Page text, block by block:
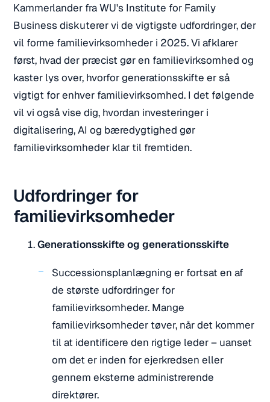
Kammerlander fra WU's Institute for Family
Business diskuterer vi de vigtigste udfordringer, der
vil forme familievirksomheder i 2025. Vi afklarer
først, hvad der præcist gør en familievirksomhed og
kaster lys over, hvorfor generationsskifte er så
vigtigt for enhver familievirksomhed. I det følgende
vil vi også vise dig, hvordan investeringer i
digitalisering, AI og bæredygtighed gør
familievirksomheder klar til fremtiden.
Udfordringer for
familievirksomheder
Generationsskifte og generationsskifte
Successionsplanlægning er fortsat en af
de største udfordringer for
familievirksomheder. Mange
familievirksomheder tøver, når det kommer
til at identificere den rigtige leder – uanset
om det er inden for ejerkredsen eller
gennem eksterne administrerende
direktører.